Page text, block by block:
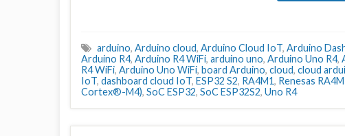
arduino, Arduino cloud, Arduino Cloud IoT, Arduino
Arduino R4, Arduino R4 WiFi, arduino uno, Arduino Uno R4,
R4 WiFi, Arduino Uno WiFi, board Arduino, cloud, cloud
IoT, dashboard cloud IoT, ESP32 S2, RA4M1, Renesas
Cortex®-M4), SoC ESP32, SoC ESP32S2, Uno R4